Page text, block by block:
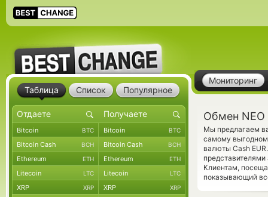
Мониторинг
Обмен NEO
Мы предлагаем
самому
валюты Cash
Клиентам,
показывающий
Таблица Список Популярное
Bitcoin BTC Bitcoin BTC
Bitcoin Cash BCH Bitcoin Cash BCH
Ethereum ETH Ethereum ETH
Litecoin LTC Litecoin LTC
XRP XRP XRP XRP